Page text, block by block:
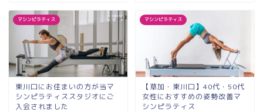
マシンピラティス
東川口にお住まいの方が当マ
シンピラティススタジオにご
入会されました
マシンピラティス
【草加・東川口】40代・50代
女性におすすめの姿勢改善マ
シンピラティス